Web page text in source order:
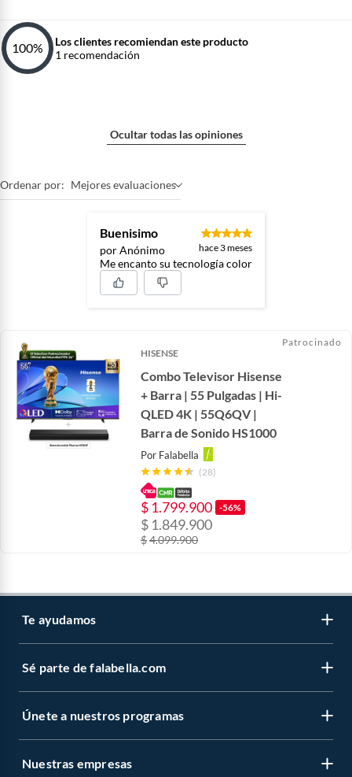
100%
Los clientes recomiendan este producto
1 recomendación
Ocultar todas las opiniones
Ordenar por: Mejores evaluaciones
Buenisimo
por Anónimo hace 3 meses
Me encanto su tecnología color
HISENSE
Combo Televisor Hisense
+ Barra | 55 Pulgadas | Hi-
QLED 4K | 55Q6QV |
Barra de Sonido HS1000
Por Falabella
(28)
$ 1.799.900 -56%
$ 1.849.900
$4.099.900
Patrocinado
Te ayudamos
Venta telefónica
Información legal
Sé parte de falabella.com
Vende en falabella.com
Únete a nuestros programas
CMR Puntos
Nuestras empresas